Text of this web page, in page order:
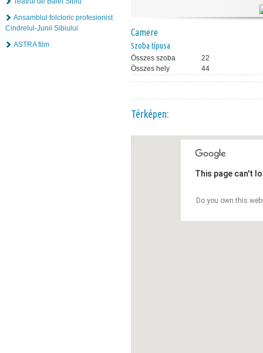
Ansamblul folcloric profesionist
Cindrelul-Junii Sibiului
ASTRA film
Camere
Szoba típusa
Összes szoba
22
Összes hely
44
Térképen:
This page can't
Do you own this